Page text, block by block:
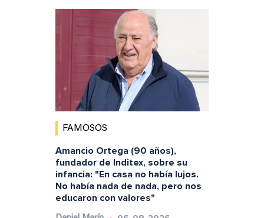
FAMOSOS
Amancio Ortega (90 años),
fundador de Inditex, sobre su
infancia: "En casa no había lujos.
No había nada de nada, pero nos
educaron con valores"